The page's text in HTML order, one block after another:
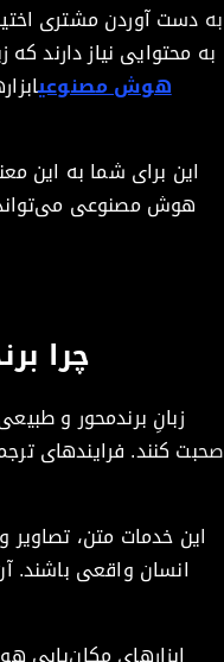
به دست آوردن مشتری
به محتوایی نیاز دارند
هوش مصنوعی
این برای شما به این
هوش مصنوعی می‌تواند
چرا
زبانِ برندمحور و
صحبت کنند. فرایندهای
این خدمات متن، تصاویر
انسان واقعی باشند.